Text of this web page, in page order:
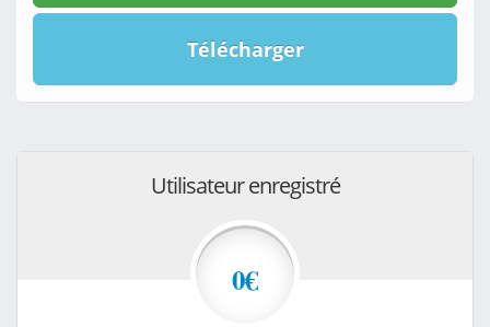
Télécharger
Utilisateur enregistré
0€